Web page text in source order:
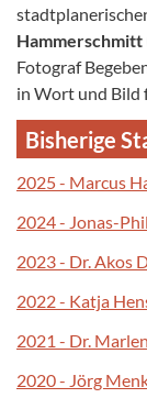
Hammerschmitt
Fotograf
in Wort und Bild
Bisherige
2025 - Marcus
2024 - Jonas-
2023 - Dr. Akos
2022 - Katja
2021 - Dr.
2020 - Jörg